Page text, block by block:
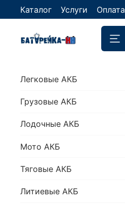
Каталог Услуги Оплата
Легковые АКБ
Грузовые АКБ
Лодочные АКБ
Мото АКБ
Тяговые АКБ
Литиевые АКБ